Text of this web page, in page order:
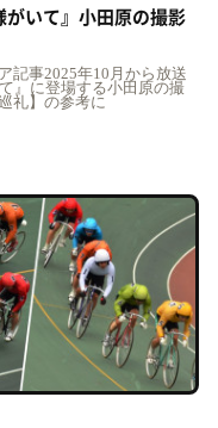
がいて』小田原の撮影
記事2025年10月から放送
』に登場する小田原の撮
礼】の参考に